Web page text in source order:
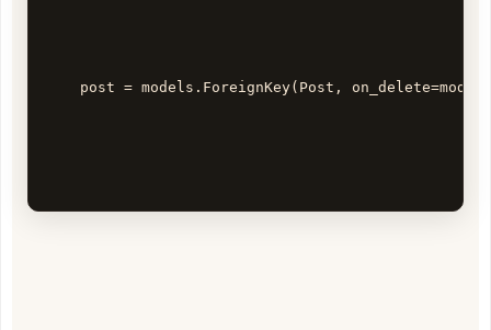
post = models.ForeignKey(Post,